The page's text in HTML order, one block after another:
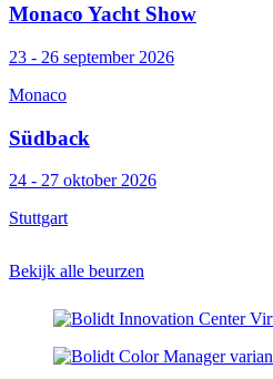
Monaco Yacht Show
23 - 26 september 2026
Monaco
Südback
24 - 27 oktober 2026
Stuttgart
Bekijk alle beurzen